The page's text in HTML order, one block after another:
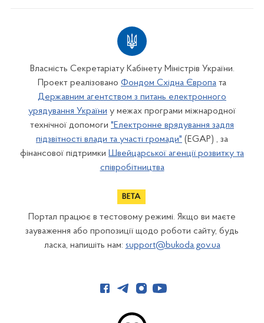
Власність Секретаріату Кабінету Міністрів України.
Проект реалізовано Фондом Східна Європа та
Державним агентством з питань електронного
урядування України у межах програми міжнародної
технічної допомоги "Електронне врядування задля
підзвітності влади та участі громади" (EGAP) , за
фінансової підтримки Швейцарської агенції розвитку та
співробітництва
Портал працює в тестовому режимі. Якщо ви маєте
зауваження або пропозиції щодо роботи сайту, будь
ласка, напишіть нам: support@bukoda.gov.ua